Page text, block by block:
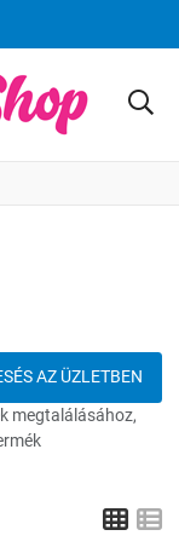
LINK
KÖZÖSSÉGI LINK
megtalálásához,
Grid